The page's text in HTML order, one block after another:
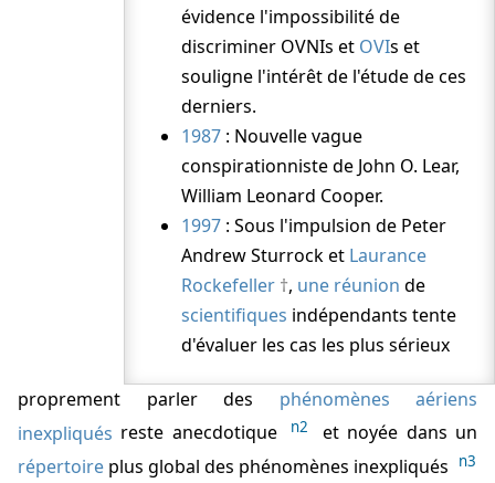
évidence l'impossibilité de
discriminer OVNIs et OVIs et
souligne l'intérêt de l'étude de ces
derniers.
1987 : Nouvelle vague
conspirationniste de John O. Lear,
William Leonard Cooper.
1997 : Sous l'impulsion de Peter
Andrew Sturrocket Laurance
Rockefeller , une réunion de
scientifiques indépendants tente
d'évaluer les cas les plus sérieux
proprement parler des phénomènes aériens
inexpliqués reste anecdotique n2
et noyée dans un
répertoire plus global des phénomènes inexpliqués n3